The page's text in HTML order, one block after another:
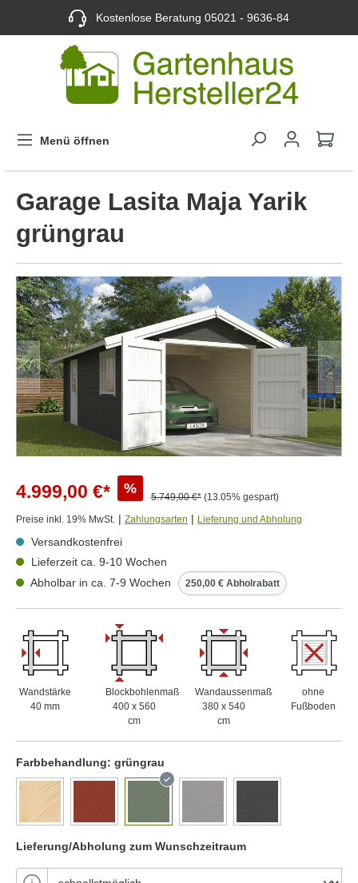
Kostenlose Beratung05021 - 9636-84
Menü öffnen
Garage Lasita Maja Yarik
grüngrau
4.999,00 €* %
5.749,00 €* (13.05% gespart)
Preise inkl. 19% MwSt. | Zahlungsarten | Lieferung und Abholung
Versandkostenfrei
Lieferzeit ca. 9-10 Wochen
Abholbar in ca. 7-9 Wochen
250,00 € Abholrabatt
Wandstärke
40 mm
Blockbohlenmaß
400 x 560
cm
Wandaussenmaß
380 x 540
cm
ohne
Fußboden
Farbbehandlung: grüngrau
Lieferung/Abholung zum Wunschzeitraum